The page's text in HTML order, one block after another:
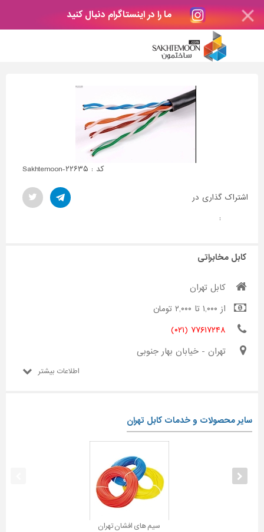
ما را در اینستاگرام دنبال کنید
کد : Sakhtemoon-۲۲۶۳۵
اشتراک گذاری در
:
کابل مخابراتی
کابل تهران
از ۱,۰۰۰ تا ۲,۰۰۰ تومان
۷۷۶۱۷۲۴۸ (۰۲۱)
تهران - خیابان بهار جنوبی
اطلاعات بیشتر
سایر محصولات و خدمات کابل تهران
سیم های افشان تهران